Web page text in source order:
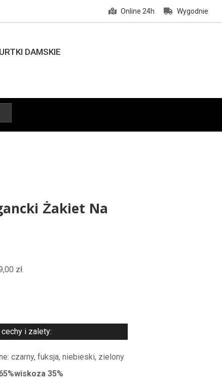
Online 24h Wygodnie
DAMSKIE
Żakiet Na
zł.
cechy i zalety:
czarny, fuksja, niebieski, zielony
35%